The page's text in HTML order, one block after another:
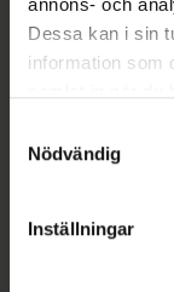
annons- och
Dessa kan i sin
information som
återkalla ditt
lagligheten av
Nödvändig
Inställningar
EAN: